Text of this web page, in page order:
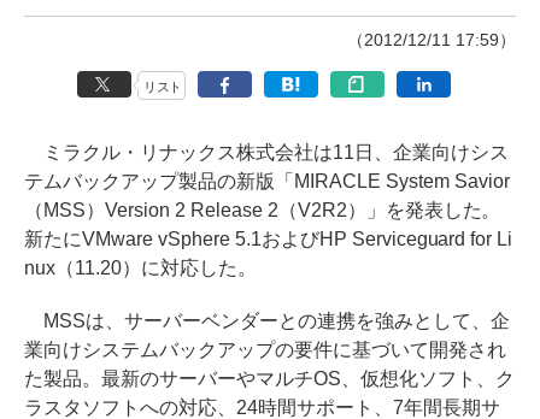
（2012/12/11 17:59）
リスト
ミラクル・リナックス株式会社は11日、企業向けシス
テムバックアップ製品の新版「MIRACLE System Savior
（MSS）Version 2 Release 2（V2R2）」を発表した。
新たにVMware vSphere 5.1およびHP Serviceguard for Li
nux（11.20）に対応した。
MSSは、サーバーベンダーとの連携を強みとして、企
業向けシステムバックアップの要件に基づいて開発され
た製品。最新のサーバーやマルチOS、仮想化ソフト、ク
ラスタソフトへの対応、24時間サポート、7年間長期サ